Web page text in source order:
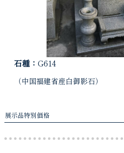
石種： G614
（中国福建省産白御影石）
展示品特別価格